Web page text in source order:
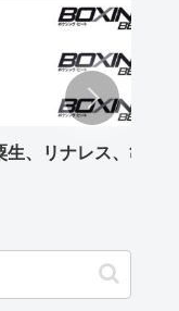
生、リナレス、亀海